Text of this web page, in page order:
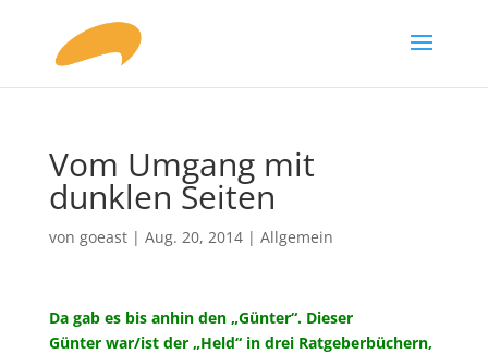
Vom Umgang mit
dunklen Seiten
von goeast| Aug. 20, 2014| Allgemein
Da gab es bis anhin den „Günter“. Dieser
Günter war/ist der „Held“ in drei Ratgeberbüchern,